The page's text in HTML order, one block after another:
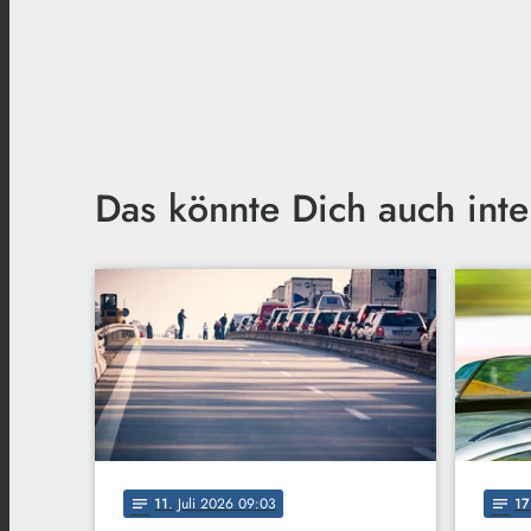
Das könnte Dich auch
notes 11. Juli 2026 09:03 notes 17